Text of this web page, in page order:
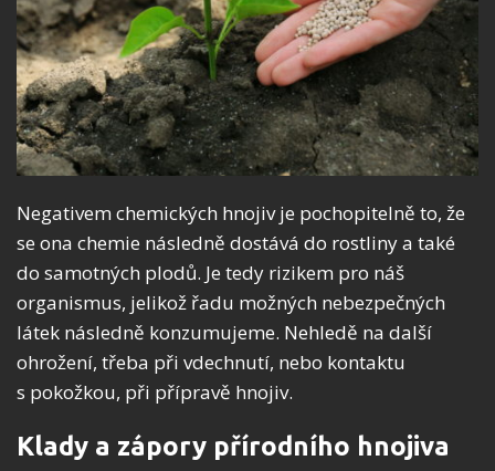
Negativem chemických hnojiv je pochopitelně to, že
se ona chemie následně dostává do rostliny a také
do samotných plodů. Je tedy rizikem pro náš
organismus, jelikož řadu možných nebezpečných
látek následně konzumujeme. Nehledě na další
ohrožení, třeba při vdechnutí, nebo kontaktu
s pokožkou, při přípravě hnojiv.
Klady a zápory přírodního hnojiva